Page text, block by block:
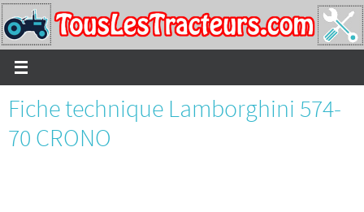
Passer
vers
le
contenu
Fiche technique Lamborghini 574-
70 CRONO